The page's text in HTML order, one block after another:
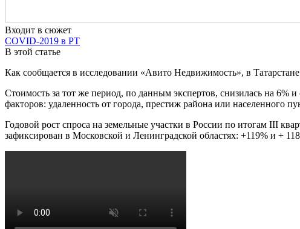
Входит в сюжет
COVID-2019 в РТ
В этой статье
Как сообщается в исследовании «Авито Недвижимость», в
Стоимость за тот же период, по данным экспертов, снизилась на 6%
факторов: удаленность от города, престиж района или населенного
Годовой рост спроса на земельные участки в России по итогам III
зафиксирован в Московской и Ленинградской областях: +119% и +